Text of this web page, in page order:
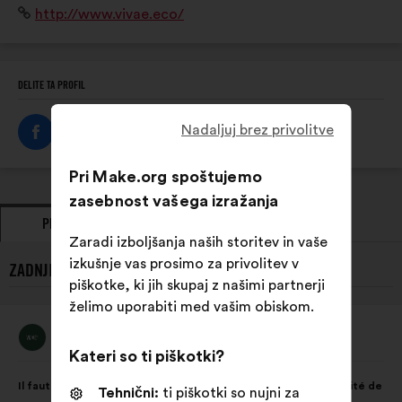
adaptées à chaque secteur d’activité et à chaque
Spletišče:
http://www.vivae.eco/
DELITE TA PROFIL
PREDLOGI
ZADNJI PREDLOGI OSEBE VIVAE:
Predlog:
predloga:
Il faut préserver la biodiversité qui est essentielle à la pérennité de
naslednjo
Nadaljuj brez privolitve
Pri Make.org spoštujemo
zasebnost vašega izražanja
Zaradi izboljšanja naših storitev in vaše
izkušnje vas prosimo za privolitev v
piškotke, ki jih skupaj z našimi partnerji
želimo uporabiti med vašim obiskom.
Kateri so ti piškotki?
Tehnični: ti piškotki so nujni za